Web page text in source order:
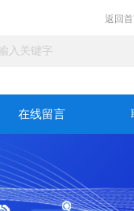
返回
在线留言